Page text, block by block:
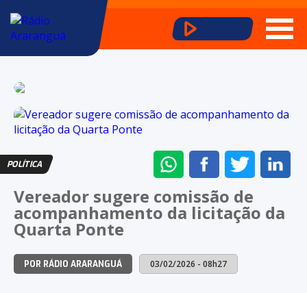
POLÍTICA
ENVIAR
NO
WHATSAPP
COMPARTILHAR
NO
FACEBOOK
NO
Vereador sugere comissão de
acompanhamento da licitação da
Quarta Ponte
POR RÁDIO ARARANGUÁ 03/02/2026 - 08h27